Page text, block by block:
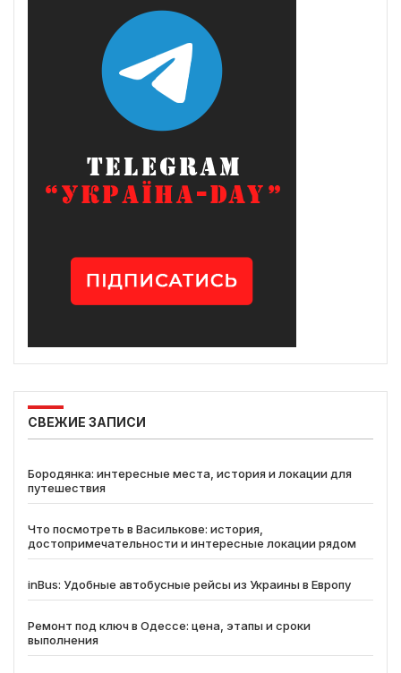
СВЕЖИЕ ЗАПИСИ
Бородянка: интересные места, история и локации для
путешествия
Что посмотреть в Василькове: история,
достопримечательности и интересные локации рядом
inBus: Удобные автобусные рейсы из Украины в Европу
Ремонт под ключ в Одессе: цена, этапы и сроки
выполнения